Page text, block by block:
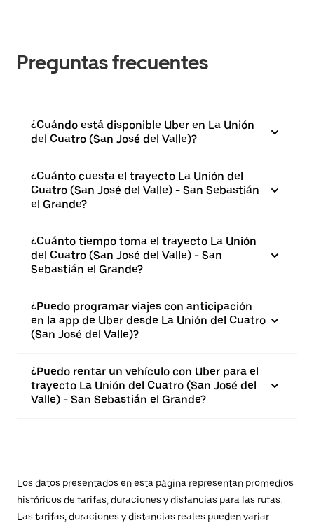
Preguntas frecuentes
¿Cuándo está disponible Uber en La Unión
del Cuatro (San José del Valle)?
¿Cuánto cuesta el trayecto La Unión del
Cuatro (San José del Valle) - San Sebastián
el Grande?
¿Cuánto tiempo toma el trayecto La Unión
del Cuatro (San José del Valle) - San
Sebastián el Grande?
¿Puedo programar viajes con anticipación
en la app de Uber desde La Unión del Cuatro
(San José del Valle)?
¿Puedo rentar un vehículo con Uber para el
trayecto La Unión del Cuatro (San José del
Valle) - San Sebastián el Grande?
Los datos presentados en esta página representan promedios
históricos de tarifas, duraciones y distancias para las rutas.
Las tarifas, duraciones y distancias reales pueden variar